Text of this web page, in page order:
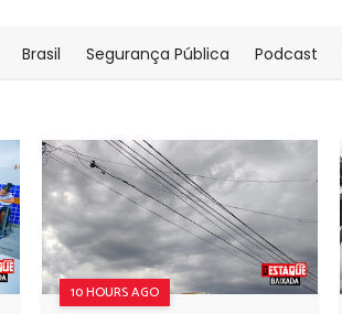
Brasil Segurança Pública Podcast
10 HOURS AGO